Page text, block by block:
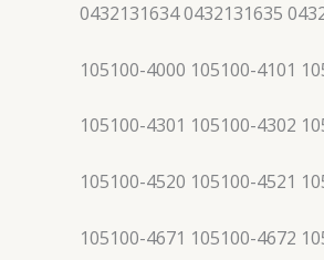
0432131634 0432131635
105100-4000 105100-4101
105100-4301 105100-4302
105100-4520 105100-4521
105100-4671 105100-4672